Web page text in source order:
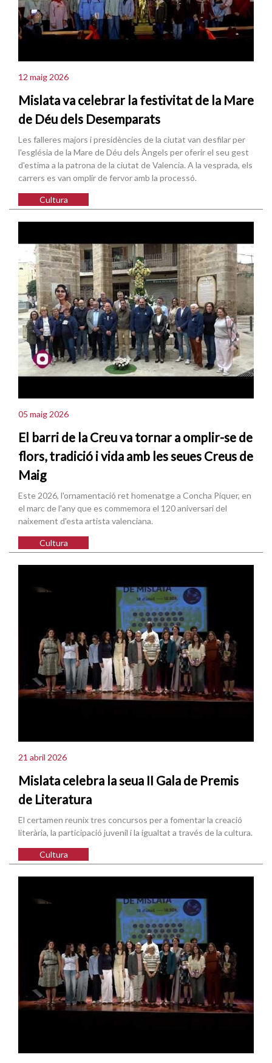
12 maig 2026
Mislata va celebrar la festivitat de la Mare
de Déu dels Desemparats
Les falleres majors i presidències de la ciutat van desfilar per
l'església de la Mare de Déu dels Àngels per oferir el seu gest
d'estima a la patrona de la ciutat de Valencia. A la vesprada, els
carrers es van omplir de fervor amb la processó.
Cultura
05 maig 2026
El barri de la Creu va tornar a omplir-se de
flors, tradició i vida amb les seues Creus de
Maig
Este 2026, l'ornamentació ret homenatge a Concha Piquer, en
el marc de l'any que es commemora el 120 aniversari del
naixement d'esta artista valenciana.
Cultura
21 abril 2026
Mislata celebra la seua II Gala de Premis
de Literatura
El certamen reunix tres concursos per a fomentar la creació
literària, la participació juvenil i la igualtat a través de la cultura.
Cultura